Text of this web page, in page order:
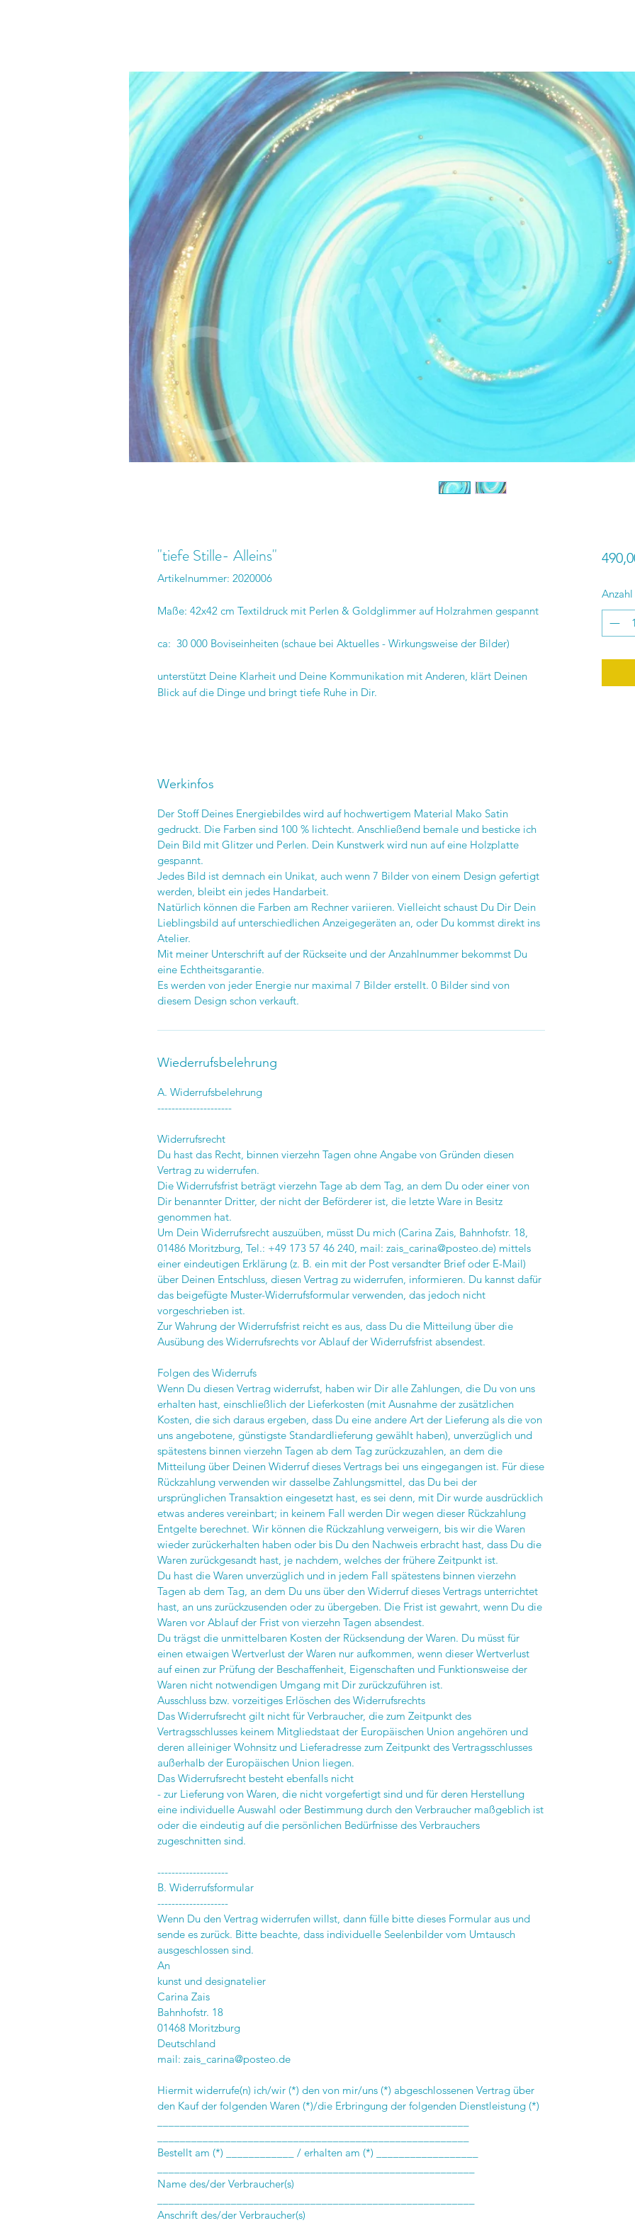
"tiefe Stille- Alleins"
Artikelnummer: 2020006
Maße: 42x42 cm Textildruck mit Perlen & Goldglimmer auf Holzrahmen gespannt
ca: 30 000 Boviseinheiten (schaue bei Aktuelles - Wirkungsweise der Bilder)
unterstützt Deine Klarheit und Deine Kommunikation mit Anderen, klärt Deinen
Blick auf die Dinge und bringt tiefe Ruhe in Dir.
Werkinfos
Der Stoff Deines Energiebildes wird auf hochwertigem Material Mako Satin
gedruckt. Die Farben sind 100 % lichtecht. Anschließend bemale und besticke ich
Dein Bild mit Glitzer und Perlen. Dein Kunstwerk wird nun auf eine Holzplatte
gespannt.
Jedes Bild ist demnach ein Unikat, auch wenn 7 Bilder von einem Design gefertigt
werden, bleibt ein jedes Handarbeit.
Natürlich können die Farben am Rechner variieren. Vielleicht schaust Du Dir Dein
Lieblingsbild auf unterschiedlichen Anzeigegeräten an, oder Du kommst direkt ins
Atelier.
Mit meiner Unterschrift auf der Rückseite und der Anzahlnummer bekommst Du
eine Echtheitsgarantie.
Es werden von jeder Energie nur maximal 7 Bilder erstellt. 0 Bilder sind von
diesem Design schon verkauft.
Wiederrufsbelehrung
A. Widerrufsbelehrung
---------------------
Widerrufsrecht
Du hast das Recht, binnen vierzehn Tagen ohne Angabe von Gründen diesen
Vertrag zu widerrufen.
Die Widerrufsfrist beträgt vierzehn Tage ab dem Tag, an dem Du oder einer von
Dir benannter Dritter, der nicht der Beförderer ist, die letzte Ware in Besitz
genommen hat.
Um Dein Widerrufsrecht auszuüben, müsst Du mich (Carina Zais, Bahnhofstr. 18,
01486 Moritzburg, Tel.: +49 173 57 46 240, mail: zais_carina@posteo.de) mittels
einer eindeutigen Erklärung (z. B. ein mit der Post versandter Brief oder E-Mail)
über Deinen Entschluss, diesen Vertrag zu widerrufen, informieren. Du kannst dafür
das beigefügte Muster-Widerrufsformular verwenden, das jedoch nicht
vorgeschrieben ist.
Zur Wahrung der Widerrufsfrist reicht es aus, dass Du die Mitteilung über die
Ausübung des Widerrufsrechts vor Ablauf der Widerrufsfrist absendest.
Folgen des Widerrufs
Wenn Du diesen Vertrag widerrufst, haben wir Dir alle Zahlungen, die Du von uns
erhalten hast, einschließlich der Lieferkosten (mit Ausnahme der zusätzlichen
Kosten, die sich daraus ergeben, dass Du eine andere Art der Lieferung als die von
uns angebotene, günstigste Standardlieferung gewählt haben), unverzüglich und
spätestens binnen vierzehn Tagen ab dem Tag zurückzuzahlen, an dem die
Mitteilung über Deinen Widerruf dieses Vertrags bei uns eingegangen ist. Für diese
Rückzahlung verwenden wir dasselbe Zahlungsmittel, das Du bei der
ursprünglichen Transaktion eingesetzt hast, es sei denn, mit Dir wurde ausdrücklich
etwas anderes vereinbart; in keinem Fall werden Dir wegen dieser Rückzahlung
Entgelte berechnet. Wir können die Rückzahlung verweigern, bis wir die Waren
wieder zurückerhalten haben oder bis Du den Nachweis erbracht hast, dass Du die
Waren zurückgesandt hast, je nachdem, welches der frühere Zeitpunkt ist.
Du hast die Waren unverzüglich und in jedem Fall spätestens binnen vierzehn
Tagen ab dem Tag, an dem Du uns über den Widerruf dieses Vertrags unterrichtet
hast, an uns zurückzusenden oder zu übergeben. Die Frist ist gewahrt, wenn Du die
Waren vor Ablauf der Frist von vierzehn Tagen absendest.
Du trägst die unmittelbaren Kosten der Rücksendung der Waren. Du müsst für
einen etwaigen Wertverlust der Waren nur aufkommen, wenn dieser Wertverlust
auf einen zur Prüfung der Beschaffenheit, Eigenschaften und Funktionsweise der
Waren nicht notwendigen Umgang mit Dir zurückzuführen ist.
Ausschluss bzw. vorzeitiges Erlöschen des Widerrufsrechts
Das Widerrufsrecht gilt nicht für Verbraucher, die zum Zeitpunkt des
Vertragsschlusses keinem Mitgliedstaat der Europäischen Union angehören und
deren alleiniger Wohnsitz und Lieferadresse zum Zeitpunkt des Vertragsschlusses
außerhalb der Europäischen Union liegen.
Das Widerrufsrecht besteht ebenfalls nicht
- zur Lieferung von Waren, die nicht vorgefertigt sind und für deren Herstellung
eine individuelle Auswahl oder Bestimmung durch den Verbraucher maßgeblich ist
oder die eindeutig auf die persönlichen Bedürfnisse des Verbrauchers
zugeschnitten sind.
--------------------
B. Widerrufsformular
--------------------
Wenn Du den Vertrag widerrufen willst, dann fülle bitte dieses Formular aus und
sende es zurück. Bitte beachte, dass individuelle Seelenbilder vom Umtausch
ausgeschlossen sind.
An
kunst und designatelier
Carina Zais
Bahnhofstr. 18
01468 Moritzburg
Deutschland
mail: zais_carina@posteo.de
Hiermit widerrufe(n) ich/wir (*) den von mir/uns (*) abgeschlossenen Vertrag über
den Kauf der folgenden Waren (*)/die Erbringung der folgenden Dienstleistung (*)
Bestellt am (*) ____________ / erhalten am (*) __________________
Name des/der Verbraucher(s)
Anschrift des/der Verbraucher(s)
Anzahl